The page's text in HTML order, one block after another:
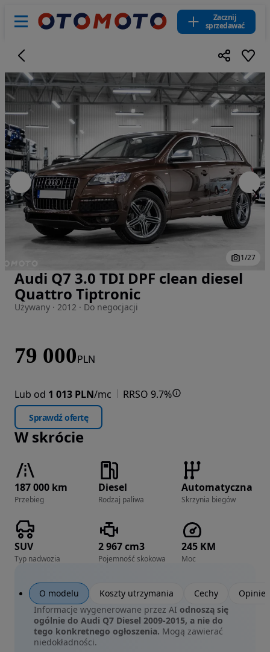
Zacznij
sprzedawać
Zdjęcie 1 z 27
1/27
Audi Q7 3.0 TDI DPF clean diesel
Quattro Tiptronic
Używany · 2012 · Do negocjacji
79 000PLN
Lub od 1 013 PLN/mc RRSO 9.7%
Sprawdź ofertę
W skrócie
187 000 km
Przebieg
Diesel
Rodzaj paliwa
Automatyczna
Skrzynia biegów
SUV
Typ nadwozia
2 967 cm3
Pojemność skokowa
245 KM
Moc
O modelu Koszty utrzymania Cechy
Opinie
Informacje wygenerowane przez AI odnoszą się
ogólnie do Audi Q7 Diesel 2009-2015, a nie do
tego konkretnego ogłoszenia. Mogą zawierać
niedokładności.